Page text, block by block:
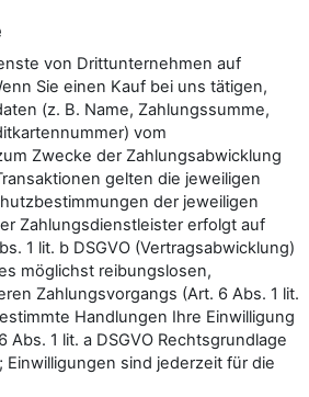
von Drittunternehmen auf
Sie einen Kauf bei uns tätigen,
(z. B. Name, Zahlungssumme,
vom
Zwecke der Zahlungsabwicklung
gelten die jeweiligen
der jeweiligen
Zahlungsdienstleister erfolgt auf
1 lit. b DSGVO (Vertragsabwicklung)
möglichst reibungslosen,
Zahlungsvorgangs (Art. 6 Abs. 1 lit.
Handlungen Ihre Einwilligung
Abs. 1 lit. a DSGVO Rechtsgrundlage
sind jederzeit für die